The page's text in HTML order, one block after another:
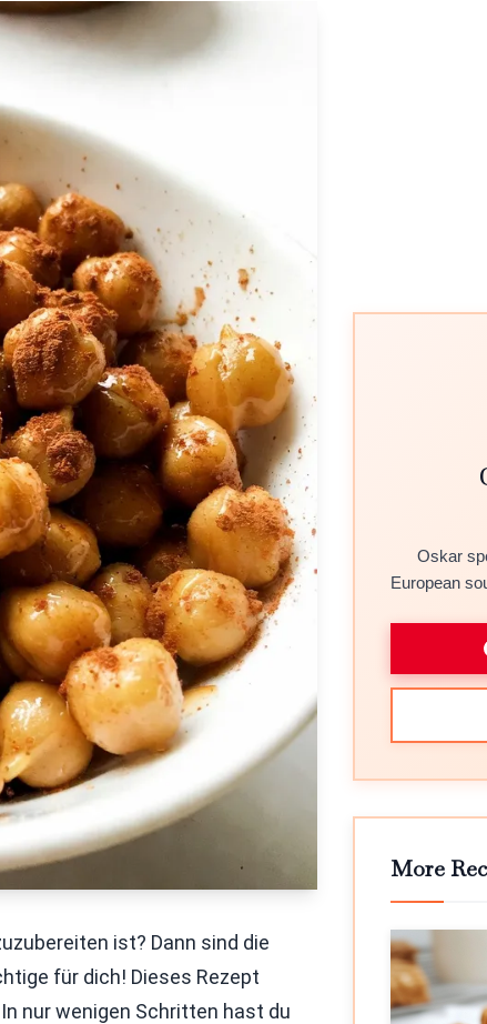
ist? Dann sind die
für dich! Dieses Rezept
nur wenigen Schritten hast du
Oskar
European
More